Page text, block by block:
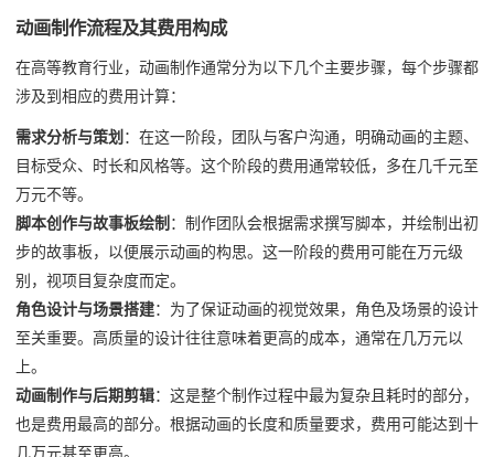
动画制作流程及其费用构成
在高等教育行业，动画制作通常分为以下几个主要步骤，每个步骤都
涉及到相应的费用计算：
需求分析与策划 ：在这一阶段，团队与客户沟通，明确动画的主题、
目标受众、时长和风格等。这个阶段的费用通常较低，多在几千元至
万元不等。
脚本创作与故事板绘制 ：制作团队会根据需求撰写脚本，并绘制出初
步的故事板，以便展示动画的构思。这一阶段的费用可能在万元级
别，视项目复杂度而定。
角色设计与场景搭建：为了保证动画的视觉效果，角色及场景的设计
至关重要。高质量的设计往往意味着更高的成本，通常在几万元以
上。
动画制作与后期剪辑：这是整个制作过程中最为复杂且耗时的部分，
也是费用最高的部分。根据动画的长度和质量要求，费用可能达到十
几万元甚至更高。